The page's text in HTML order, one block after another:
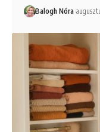
Balogh Nóra